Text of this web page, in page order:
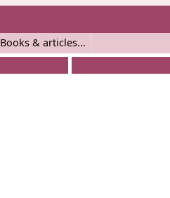
Books & articles